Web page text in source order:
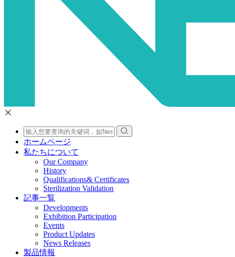
ホームページ
私たちについて
Our Company
History
Qualifications& Certificates
Sterilization Validation
記事一覧
Developments
Exhibition Participation
Events
Product Updates
News Releases
製品情報